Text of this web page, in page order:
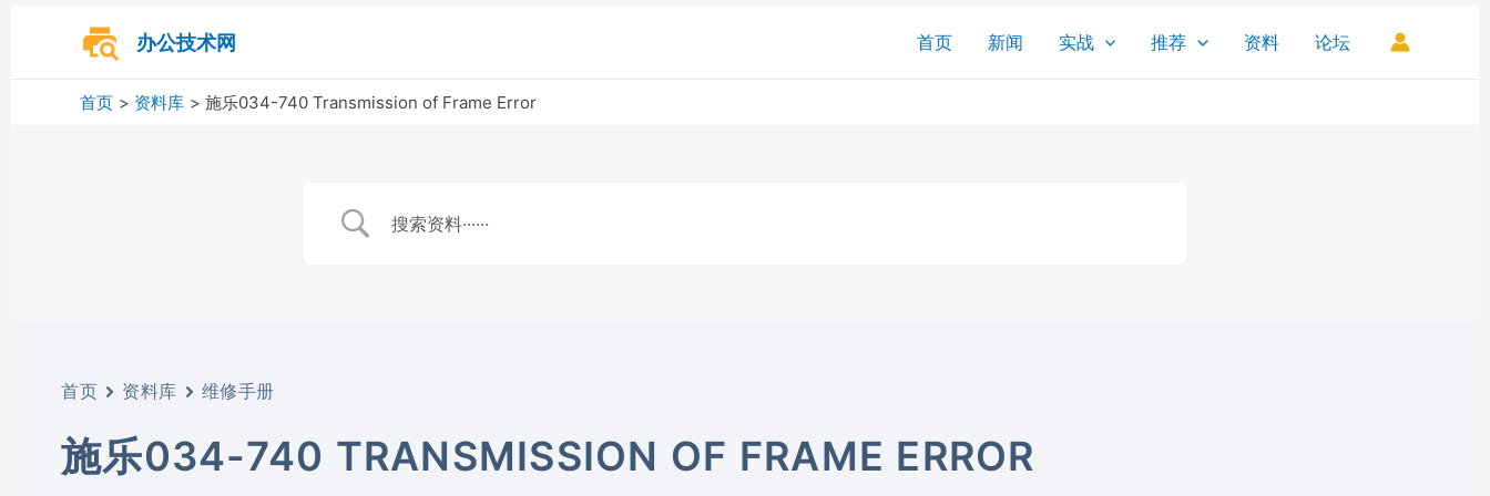
办公技术网 首页 新闻 实战 推荐 资料 论坛
首页 资料库 施乐034-740 Transmission of Frame Error
首页 资料库 维修手册
施乐034-740 TRANSMISSION OF FRAME ERROR